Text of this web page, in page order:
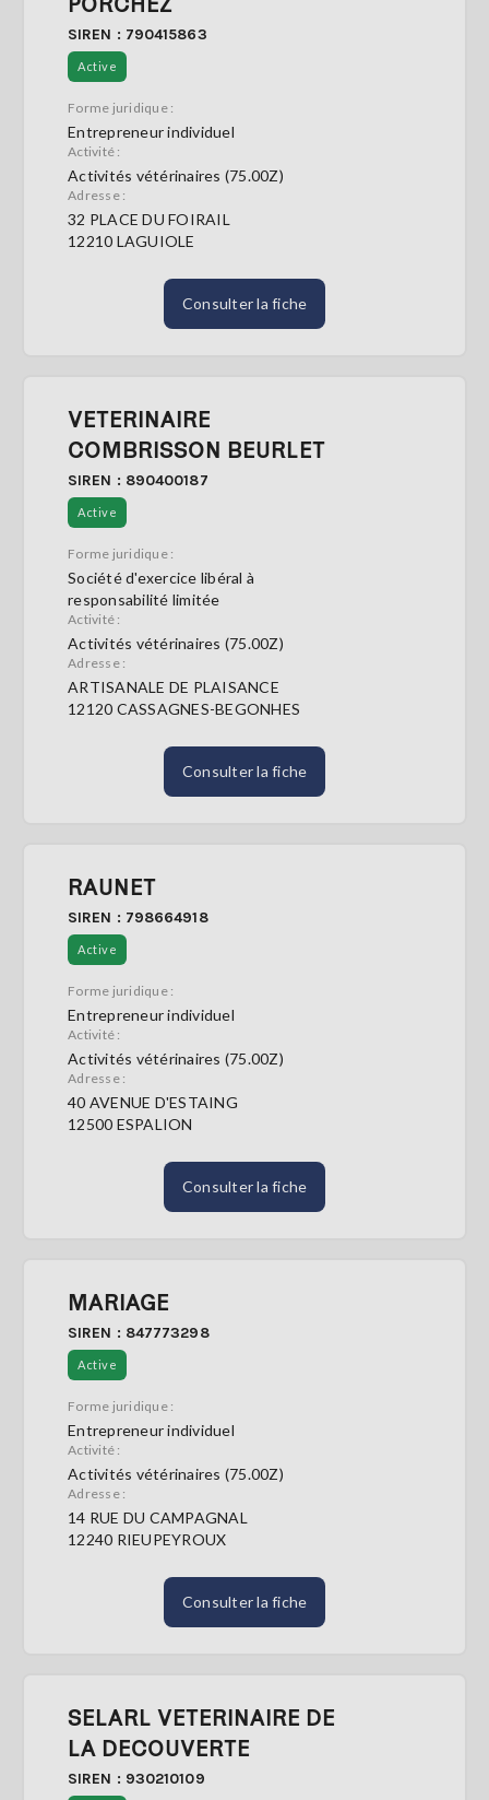
SIREN : 790415863
Active
Forme juridique :
Entrepreneur individuel
Activité :
Activités vétérinaires (75.00Z)
Adresse :
32 PLACE DU FOIRAIL
12210 LAGUIOLE
Consulter la fiche
VETERINAIRE
COMBRISSON BEURLET
SIREN : 890400187
Active
Forme juridique :
Société d'exercice libéral à
responsabilité limitée
Activité :
Activités vétérinaires (75.00Z)
Adresse :
ARTISANALE DE PLAISANCE
12120 CASSAGNES-BEGONHES
Consulter la fiche
RAUNET
SIREN : 798664918
Active
Forme juridique :
Entrepreneur individuel
Activité :
Activités vétérinaires (75.00Z)
Adresse :
40 AVENUE D'ESTAING
12500 ESPALION
Consulter la fiche
MARIAGE
SIREN : 847773298
Active
Forme juridique :
Entrepreneur individuel
Activité :
Activités vétérinaires (75.00Z)
Adresse :
14 RUE DU CAMPAGNAL
12240 RIEUPEYROUX
Consulter la fiche
SELARL VETERINAIRE DE
LA DECOUVERTE
SIREN : 930210109